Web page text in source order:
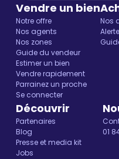
Vendre un bien
Notre offre
Nos agents
Nos zones
Guide du vendeur
Estimer un bien
Vendre rapidement
Parrainez un proche
Se connecter
Nos
Découvrir
Partenaires
Blog
Presse et media kit
Jobs
01